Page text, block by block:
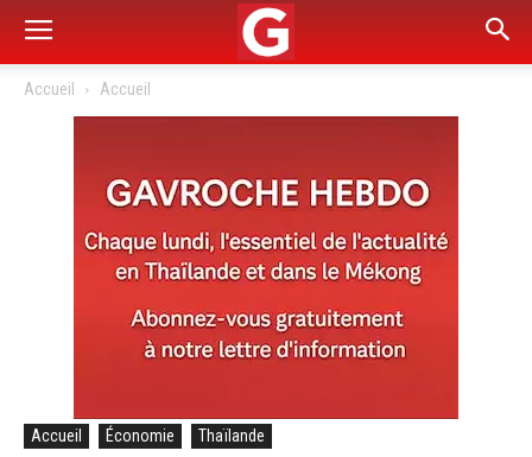
Accueil Accueil
Accueil Économie Thaïlande